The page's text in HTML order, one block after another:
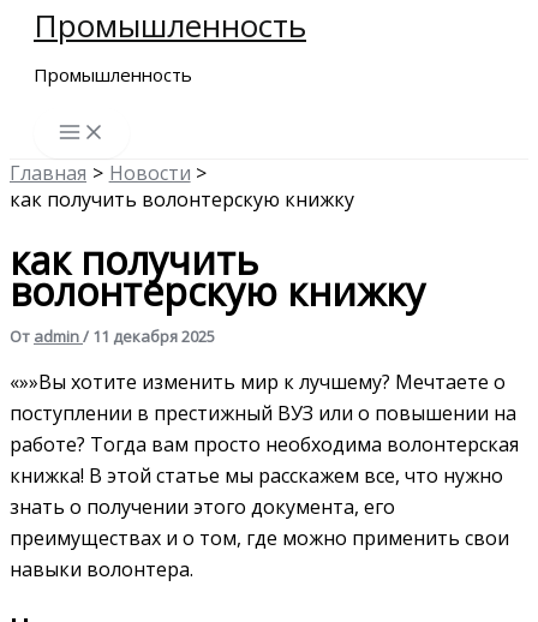
Перейти
содержимому
Промышленность
Промышленность
Главная
Новости
как получить волонтерскую книжку
как получить
волонтерскую книжку
От admin/ 11 декабря 2025
«»»Вы хотите изменить мир к лучшему? Мечтаете о
поступлении в престижный ВУЗ или о повышении на
работе? Тогда вам просто необходима волонтерская
книжка! В этой статье мы расскажем все, что нужно
знать о получении этого документа, его
преимуществах и о том, где можно применить свои
навыки волонтера.